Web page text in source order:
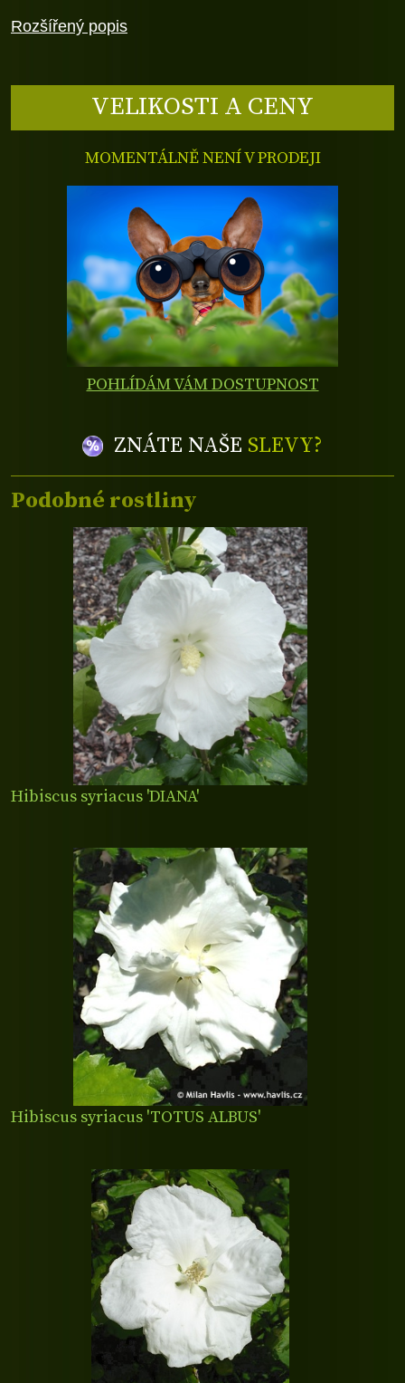
Rozšířený popis
VELIKOSTI A CENY
MOMENTÁLNĚ NENÍ V PRODEJI
POHLÍDÁM VÁM DOSTUPNOST
ZNÁTE NAŠE SLEVY?
Podobné rostliny
Hibiscus syriacus 'DIANA'
Hibiscus syriacus 'TOTUS ALBUS'